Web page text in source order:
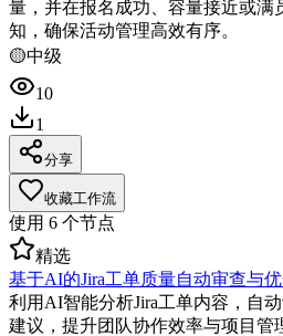
量，并在报名成功、容量接近或满
知，确保活动管理高效有序。
🟡中级
10
1
分享
收藏工作流
使用 6 个节点
精选
基于AI的Jira工单质量自动审查与
利用AI智能分析Jira工单内容，自
建议，提升团队协作效率与项目管